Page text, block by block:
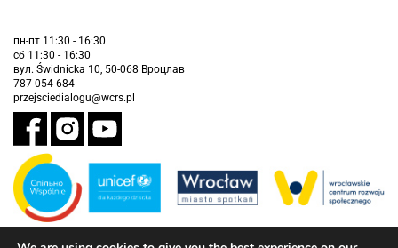
пн-пт 11:30 - 16:30
сб 11:30 - 16:30
вул. Świdnicka 10, 50-068 Вроцлав
787 054 684
przejsciedialogu@wcrs.pl